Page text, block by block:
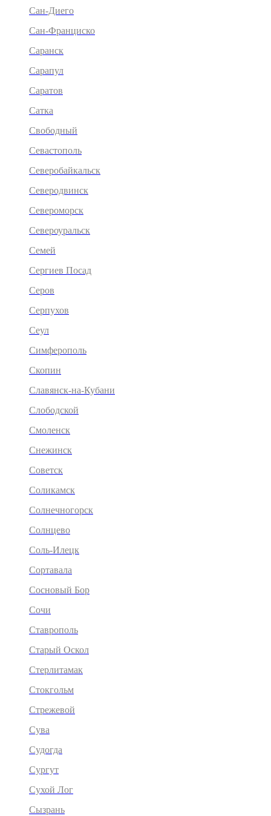
Сан-Диего
Сан-Франциско
Саранск
Сарапул
Саратов
Сатка
Свободный
Севастополь
Северобайкальск
Северодвинск
Североморск
Североуральск
Семей
Сергиев Посад
Серов
Серпухов
Сеул
Симферополь
Скопин
Славянск-на-Кубани
Слободской
Смоленск
Снежинск
Советск
Соликамск
Солнечногорск
Солнцево
Соль-Илецк
Сортавала
Сосновый Бор
Сочи
Ставрополь
Старый Оскол
Стерлитамак
Стокгольм
Стрежевой
Сува
Судогда
Сургут
Сухой Лог
Сызрань